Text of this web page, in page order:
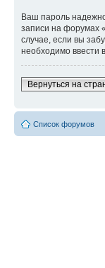
Ваш пароль
записи на форумах
случае, если вы
необходимо ввести
Вернуться на
Список форумов